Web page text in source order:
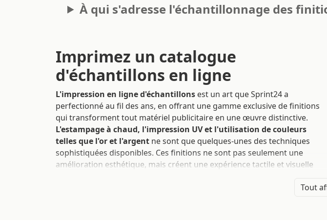
À qui s'adresse l'échantillonnage des
Imprimez un catalogue
d'échantillons en ligne
L'impression en ligne d'échantillons est un art que Sprint24 a
perfectionné au fil des ans, en offrant une gamme exclusive de finitions
qui transforment tout matériel publicitaire en une œuvre distinctive.
L'estampage à chaud, l'impression UV et l'utilisation de couleurs
telles que l'or et l'argent ne sont que quelques-unes des techniques
sophistiquées disponibles. Ces finitions ne sont pas seulement une
amélioration esthétique, mais créent une expérience tactile et visuelle
Tout